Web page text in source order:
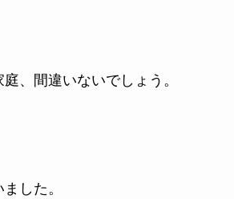
、間違いないでしょう。
した。